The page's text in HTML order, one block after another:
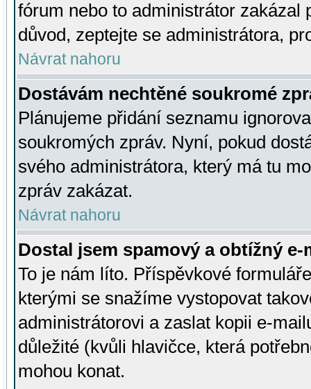
fórum nebo to administrátor zakázal
důvod, zeptejte se administrátora,
Návrat nahoru
Dostávám nechtěné soukromé
Plánujeme přidání seznamu
soukromých zpráv. Nyní, pokud
svého administrátora, který má tu
zpráv zakázat.
Návrat nahoru
Dostal jsem spamový a obtížný
To je nám líto. Příspěvkové
kterými se snažíme vystopovat
administrátorovi a zaslat kopii e-
důležité (kvůli hlavičce, která
mohou konat.